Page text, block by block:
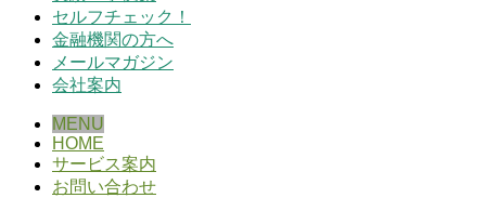
セルフチェック！
金融機関の方へ
メールマガジン
会社案内
MENU
HOME
サービス案内
お問い合わせ